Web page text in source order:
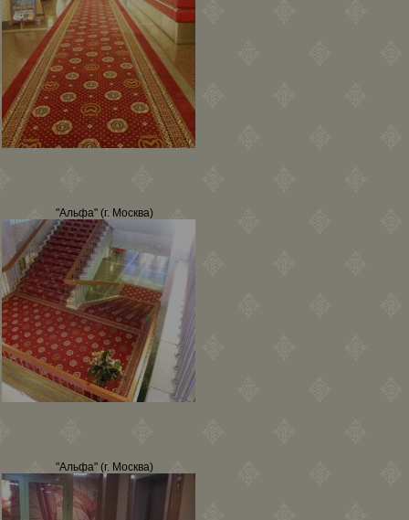
"Альфа" (г. Москва)
"Альфа" (г. Москва)